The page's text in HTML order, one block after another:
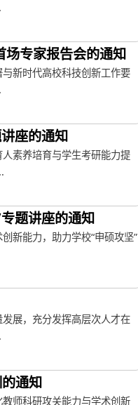
场专家报告会的通知
新时代高校科技创新工作要
座的通知
素养培育与学生考研能力提
题讲座的通知
新能力，助力学校“申硕攻坚”
展，充分发挥高层次人才在
通知
师科研攻关能力与学术创新